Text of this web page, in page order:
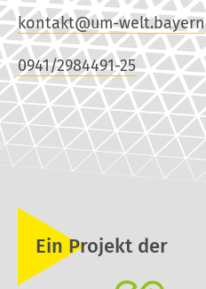
kontakt@um-welt.bayern
0941/2984491-25
Ein Projekt der